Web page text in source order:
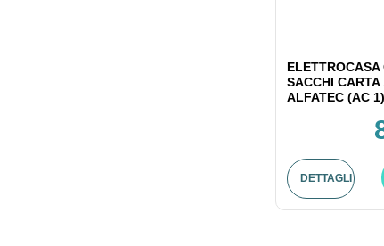
ELETTROCASA
SACCHI CARTA
ALFATEC (AC 1)
DETTAGLI